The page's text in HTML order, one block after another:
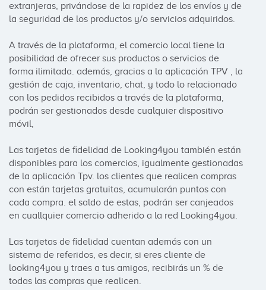
extranjeras, privándose de la rapidez de los envíos y de
la seguridad de los productos y/o servicios adquiridos.
A través de la plataforma, el comercio local tiene la
posibilidad de ofrecer sus productos o servicios de
forma ilimitada. además, gracias a la aplicación TPV , la
gestión de caja, inventario, chat, y todo lo relacionado
con los pedidos recibidos a través de la plataforma,
podrán ser gestionados desde cualquier dispositivo
móvil,
Las tarjetas de fidelidad de Looking4you también están
disponibles para los comercios, igualmente gestionadas
de la aplicación Tpv. los clientes que realicen compras
con están tarjetas gratuitas, acumularán puntos con
cada compra. el saldo de estas, podrán ser canjeados
en cuallquier comercio adherido a la red Looking4you.
Las tarjetas de fidelidad cuentan además con un
sistema de referidos, es decir, si eres cliente de
looking4you y traes a tus amigos, recibirás un % de
todas las compras que realicen.